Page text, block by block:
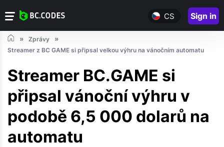
CS Sign in
Zprávy
Streamer z BC GAME si připsal velkou výhru na vánočním automatu
Streamer BC.GAME si
připsal vánoční výhru v
podobě 6,5 000 dolarů na
automatu